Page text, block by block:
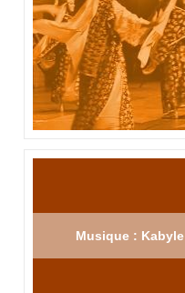
Musique : Kabyle